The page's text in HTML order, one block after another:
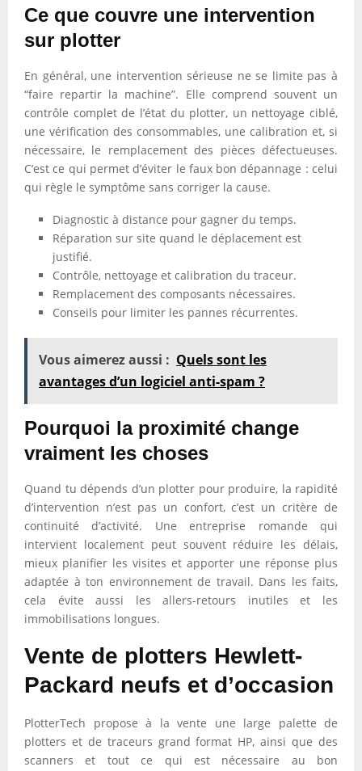
Ce que couvre une intervention
sur plotter
En général, une intervention sérieuse ne se limite pas à
“faire repartir la machine”. Elle comprend souvent un
contrôle complet de l’état du plotter, un nettoyage ciblé,
une vérification des consommables, une calibration et, si
nécessaire, le remplacement des pièces défectueuses.
C’est ce qui permet d’éviter le faux bon dépannage : celui
qui règle le symptôme sans corriger la cause.
Diagnostic à distance pour gagner du temps.
Réparation sur site quand le déplacement est
justifié.
Contrôle, nettoyage et calibration du traceur.
Remplacement des composants nécessaires.
Conseils pour limiter les pannes récurrentes.
Vous aimerez aussi : Quels sont les
avantages d’un logiciel anti-spam ?
Pourquoi la proximité change
vraiment les choses
Quand tu dépends d’un plotter pour produire, la rapidité
d’intervention n’est pas un confort, c’est un critère de
continuité d’activité. Une entreprise romande qui
intervient localement peut souvent réduire les délais,
mieux planifier les visites et apporter une réponse plus
adaptée à ton environnement de travail. Dans les faits,
cela évite aussi les allers-retours inutiles et les
immobilisations longues.
Vente de plotters Hewlett-
Packard neufs et d’occasion
PlotterTech propose à la vente une large palette de
plotters et de traceurs grand format HP, ainsi que des
scanners et tout ce qui est nécessaire au bon